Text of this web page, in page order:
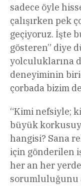
sadece öyle
çalışırken pek
geçiyoruz. İşte
gösteren” diye
yolculuklarına
deneyiminin
çorbada bizim
“Kimi nefsiyle;
büyük
hangisi? Sana
için gönderilen
her an her
sorumluluğunu